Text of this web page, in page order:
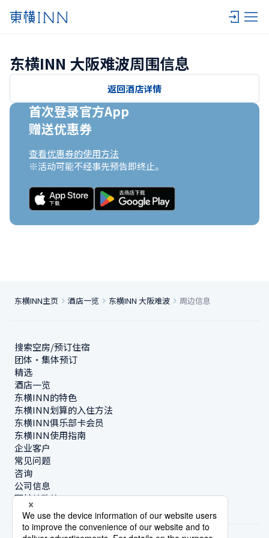
东横INN 大阪难波周围信息
返回酒店详情
首次登录官方App
赠送优惠券
查看优惠券的使用方法
※活动可能不经事先预告即终止。
东横INN主页 酒店一览 东横INN 大阪难波 周边信息
搜索空房/预订住宿
团体・集体预订
精选
酒店一览
东横INN的特色
东横INN划算的入住方法
东横INN俱乐部卡会员
东横INN使用指南
企业客户
常见问题
咨询
公司信息
可持续政策